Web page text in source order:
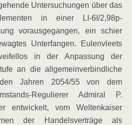
Untersuchungen über das
in einer LI-6I/2,98p-
vorausgegangen, ein schier
Unterfangen. Eulenvleets
in der Anpassung der
an die allgemeinverbindliche
Jahren 2054/55 von dem
Regulierer Admiral P.
entwickelt, vom Weltenkaiser
der Handelsverträge als